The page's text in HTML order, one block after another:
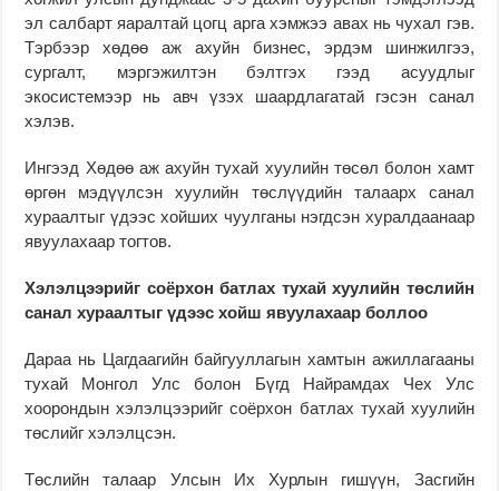
эл салбарт яаралтай цогц арга хэмжээ авах нь чухал гэв.
Тэрбээр хөдөө аж ахуйн бизнес, эрдэм шинжилгээ,
сургалт, мэргэжилтэн бэлтгэх гээд асуудлыг
экосистемээр нь авч үзэх шаардлагатай гэсэн санал
хэлэв.
Ингээд Хөдөө аж ахуйн тухай хуулийн төсөл болон хамт
өргөн мэдүүлсэн хуулийн төслүүдийн талаарх санал
хураалтыг үдээс хойших чуулганы нэгдсэн хуралдаанаар
явуулахаар тогтов.
Хэлэлцээрийг соёрхон батлах тухай хуулийн төслийн
санал хураалтыг үдээс хойш явуулахаар боллоо
Дараа нь Цагдаагийн байгууллагын хамтын ажиллагааны
тухай Монгол Улс болон Бүгд Найрамдах Чех Улс
хоорондын хэлэлцээрийг соёрхон батлах тухай хуулийн
төслийг хэлэлцсэн.
Төслийн талаар Улсын Их Хурлын гишүүн, Засгийн